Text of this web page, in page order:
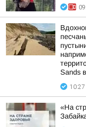
Sands
10:27
«На